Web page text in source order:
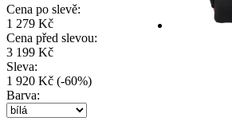
Cena po slevě:
1 279 Kč
Cena před slevou:
3 199 Kč
Sleva:
1 920 Kč (-60%)
Barva: